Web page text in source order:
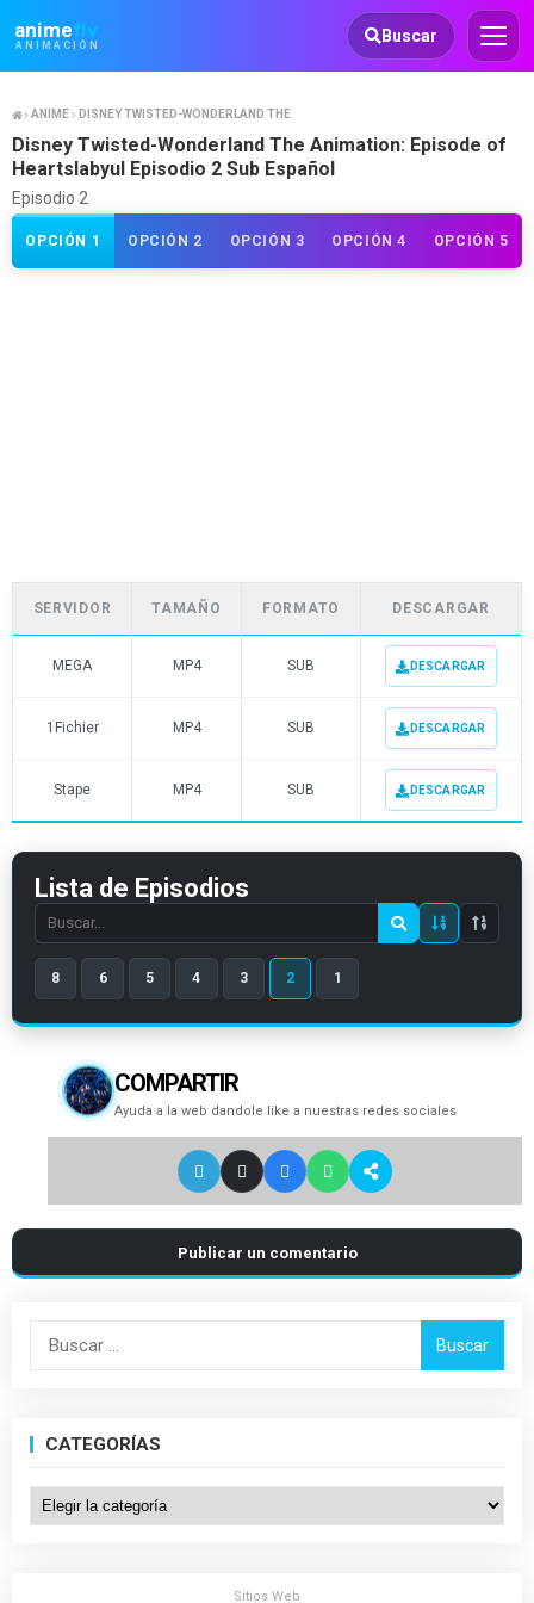
animeflv
ANIMACIÓN
Animeflv Buscar
ANIME DISNEY TWISTED-WONDERLAND THE ANIMATION: EPISODE OF HEARTSLABYUL
Disney Twisted-Wonderland The Animation: Episode of
Heartslabyul Episodio 2 Sub Español
Episodio 2
OPCIÓN 1 OPCIÓN 2 OPCIÓN 3 OPCIÓN 4 OPCIÓN 5
SERVIDOR TAMAÑO FORMATO DESCARGAR
MEGA MP4 SUB DESCARGAR
1Fichier MP4 SUB DESCARGAR
Stape MP4 SUB DESCARGAR
Lista de Episodios
Search
episode
number
8 6 5 4 3 2 1
COMPARTIR
Ayuda a la web dandole like a nuestras redes sociales
Publicar un comentario
Buscar:
CATEGORÍAS
Categorías
Sitios Web